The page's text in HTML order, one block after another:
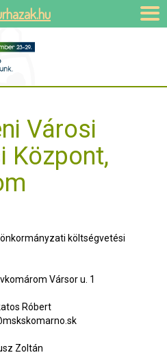
Városi
Központ,
önkormányzati költségvetési
Vársor u. 1
Róbert
Zoltán